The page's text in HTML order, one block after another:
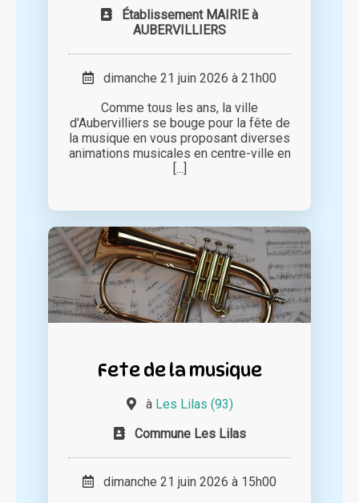
Établissement MAIRIE à
AUBERVILLIERS
dimanche 21 juin 2026 à 21h00
Comme tous les ans, la ville
d'Aubervilliers se bouge pour la fête de
la musique en vous proposant diverses
animations musicales en centre-ville en
[...]
Fete de la musique
à Les Lilas (93)
Commune Les Lilas
dimanche 21 juin 2026 à 15h00